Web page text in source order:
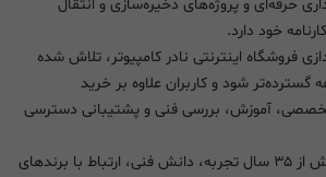
حرفه‌ای و پروژه‌های ذخیره‌سازی و انتقال
خود دارد.
فروشگاه اینترنتی نادر کامپیوتر، تلاش شده
شود و کاربران علاوه بر خرید
آموزش، بررسی فنی و پشتیبانی دسترسی
امروز نادر کامپیوتر با بیش از ۳۵ سال تجربه، دانش فنی، ارتباط با برندهای